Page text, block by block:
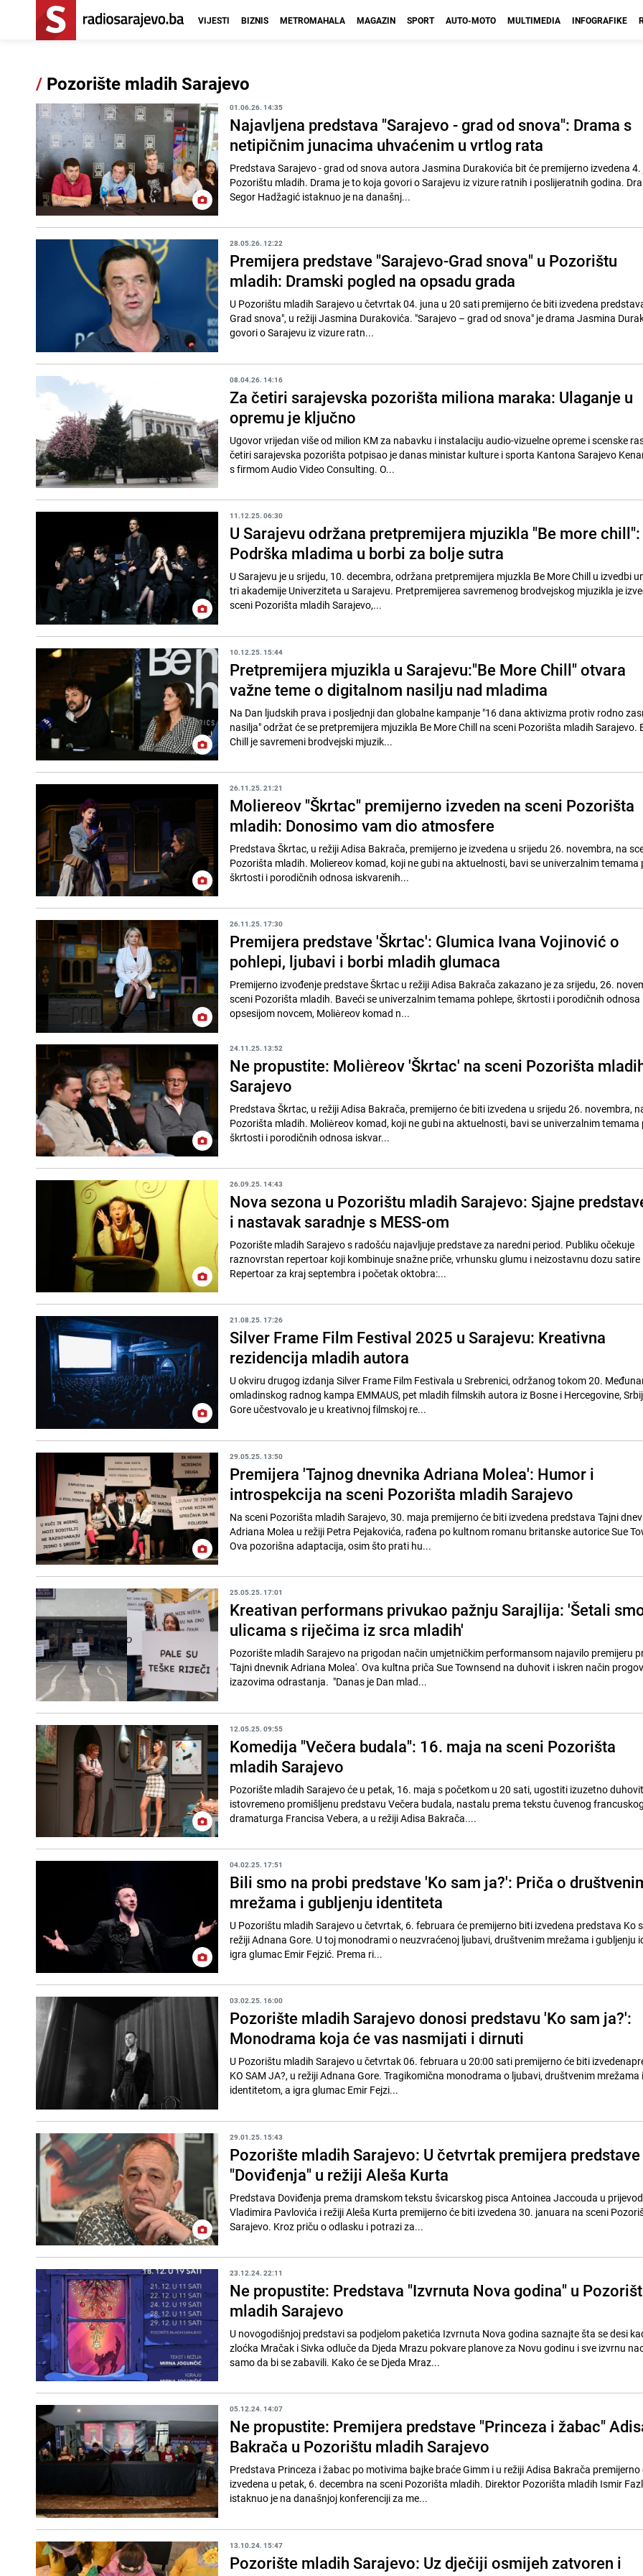
VIJESTI BIZNIS METROMAHALA MAGAZIN SPORT AUTO-MOTO MULTIMEDIA INFOGRAFIKE
/ Pozorište mladih Sarajevo
01.06.26. 14:35
Najavljena predstava "Sarajevo - grad od snova": Drama s
netipičnim junacima uhvaćenim u vrtlog rata
Predstava Sarajevo - grad od snova autora Jasmina Durakovića bit će premijerno izvedena 4.
Pozorištu mladih. Drama je to koja govori o Sarajevu iz vizure ratnih i poslijeratnih godina.
Segor Hadžagić istaknuo je na današnj...
28.05.26. 12:22
Premijera predstave "Sarajevo-Grad snova" u Pozorištu
mladih: Dramski pogled na opsadu grada
U Pozorištu mladih Sarajevo u četvrtak 04. juna u 20 sati premijerno će biti izvedena
Grad snova", u režiji Jasmina Durakovića. "Sarajevo – grad od snova" je drama Jasmina
govori o Sarajevu iz vizure ratn...
08.04.26. 14:16
Za četiri sarajevska pozorišta miliona maraka: Ulaganje u
opremu je ključno
Ugovor vrijedan više od milion KM za nabavku i instalaciju audio-vizuelne opreme i scenske
četiri sarajevska pozorišta potpisao je danas ministar kulture i sporta Kantona Sarajevo
s firmom Audio Video Consulting. O...
11.12.25. 06:30
U Sarajevu održana pretpremijera mjuzikla "Be more chill":
Podrška mladima u borbi za bolje sutra
U Sarajevu je u srijedu, 10. decembra, održana pretpremijera mjuzkla Be More Chill u izvedbi
tri akademije Univerziteta u Sarajevu. Pretpremijerea savremenog brodvejskog mjuzikla je
sceni Pozorišta mladih Sarajevo,...
10.12.25. 15:44
Pretpremijera mjuzikla u Sarajevu:"Be More Chill" otvara
važne teme o digitalnom nasilju nad mladima
Na Dan ljudskih prava i posljednji dan globalne kampanje "16 dana aktivizma protiv rodno
nasilja" održat će se pretpremijera mjuzikla Be More Chill na sceni Pozorišta mladih Sarajevo.
Chill je savremeni brodvejski mjuzik...
26.11.25. 21:21
Moliereov "Škrtac" premijerno izveden na sceni Pozorišta
mladih: Donosimo vam dio atmosfere
Predstava Škrtac, u režiji Adisa Bakrača, premijerno je izvedena u srijedu 26. novembra, na
Pozorišta mladih. Moliereov komad, koji ne gubi na aktuelnosti, bavi se univerzalnim temama
škrtosti i porodičnih odnosa iskvarenih...
26.11.25. 17:30
Premijera predstave 'Škrtac': Glumica Ivana Vojinović o
pohlepi, ljubavi i borbi mladih glumaca
Premijerno izvođenje predstave Škrtac u režiji Adisa Bakrača zakazano je za srijedu, 26.
sceni Pozorišta mladih. Baveći se univerzalnim temama pohlepe, škrtosti i porodičnih odnosa
opsesijom novcem, Molièreov komad n...
24.11.25. 13:52
Ne propustite: Molièreov 'Škrtac' na sceni Pozorišta
Sarajevo
Predstava Škrtac, u režiji Adisa Bakrača, premijerno će biti izvedena u srijedu 26. novembra,
Pozorišta mladih. Molièreov komad, koji ne gubi na aktuelnosti, bavi se univerzalnim temama
škrtosti i porodičnih odnosa iskvar...
26.09.25. 14:43
Nova sezona u Pozorištu mladih Sarajevo: Sjajne
i nastavak saradnje s MESS-om
Pozorište mladih Sarajevo s radošću najavljuje predstave za naredni period. Publiku očekuje
raznovrstan repertoar koji kombinuje snažne priče, vrhunsku glumu i neizostavnu dozu satire
Repertoar za kraj septembra i početak oktobra:...
21.08.25. 17:26
Silver Frame Film Festival 2025 u Sarajevu: Kreativna
rezidencija mladih autora
U okviru drugog izdanja Silver Frame Film Festivala u Srebrenici, održanog tokom 20.
omladinskog radnog kampa EMMAUS, pet mladih filmskih autora iz Bosne i Hercegovine,
Gore učestvovalo je u kreativnoj filmskoj re...
29.05.25. 13:50
Premijera 'Tajnog dnevnika Adriana Molea': Humor i
introspekcija na sceni Pozorišta mladih Sarajevo
Na sceni Pozorišta mladih Sarajevo, 30. maja premijerno će biti izvedena predstava Tajni
Adriana Molea u režiji Petra Pejakovića, rađena po kultnom romanu britanske autorice Sue
Ova pozorišna adaptacija, osim što prati hu...
25.05.25. 17:01
Kreativan performans privukao pažnju Sarajlija: 'Šetali
ulicama s riječima iz srca mladih'
Pozorište mladih Sarajevo na prigodan način umjetničkim performansom najavilo premijeru
'Tajni dnevnik Adriana Molea'. Ova kultna priča Sue Townsend na duhovit i iskren način
izazovima odrastanja. "Danas je Dan mlad...
12.05.25. 09:55
Komedija "Večera budala": 16. maja na sceni Pozorišta
mladih Sarajevo
Pozorište mladih Sarajevo će u petak, 16. maja s početkom u 20 sati, ugostiti izuzetno
istovremeno promišljenu predstavu Večera budala, nastalu prema tekstu čuvenog francuskog
dramaturga Francisa Vebera, a u režiji Adisa Bakrača....
04.02.25. 17:51
Bili smo na probi predstave 'Ko sam ja?': Priča o
mrežama i gubljenju identiteta
U Pozorištu mladih Sarajevo u četvrtak, 6. februara će premijerno biti izvedena predstava Ko
režiji Adnana Gore. U toj monodrami o neuzvraćenoj ljubavi, društvenim mrežama i gubljenju
igra glumac Emir Fejzić. Prema ri...
03.02.25. 16:00
Pozorište mladih Sarajevo donosi predstavu 'Ko sam ja?':
Monodrama koja će vas nasmijati i dirnuti
U Pozorištu mladih Sarajevo u četvrtak 06. februara u 20:00 sati premijerno će biti
KO SAM JA?, u režiji Adnana Gore. Tragikomična monodrama o ljubavi, društvenim mrežama
identitetom, a igra glumac Emir Fejzi...
29.01.25. 15:43
Pozorište mladih Sarajevo: U četvrtak premijera predstave
"Doviđenja" u režiji Aleša Kurta
Predstava Doviđenja prema dramskom tekstu švicarskog pisca Antoinea Jaccouda u
Vladimira Pavlovića i režiji Aleša Kurta premijerno će biti izvedena 30. januara na sceni
Sarajevo. Kroz priču o odlasku i potrazi za...
23.12.24. 22:11
Ne propustite: Predstava "Izvrnuta Nova godina" u
mladih Sarajevo
U novogodišnjoj predstavi sa podjelom paketića Izvrnuta Nova godina saznajte šta se desi
zloćka Mračak i Sivka odluče da Djeda Mrazu pokvare planove za Novu godinu i sve izvrnu
samo da bi se zabavili. Kako će se Djeda Mraz...
05.12.24. 14:07
Ne propustite: Premijera predstave "Princeza i žabac"
Bakrača u Pozorištu mladih Sarajevo
Predstava Princeza i žabac po motivima bajke braće Gimm i u režiji Adisa Bakrača premijerno
izvedena u petak, 6. decembra na sceni Pozorišta mladih. Direktor Pozorišta mladih Ismir
istaknuo je na današnjoj konferenciji za me...
13.10.24. 15:47
Pozorište mladih Sarajevo: Uz dječiji osmijeh zatvoren i